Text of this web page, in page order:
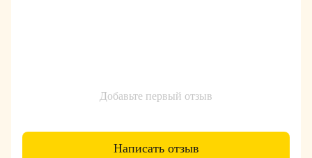
Добавьте первый отзыв
Написать отзыв